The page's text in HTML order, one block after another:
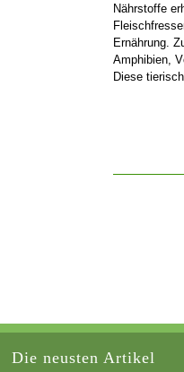
Nährstoffe
Ernährung.
Amphibien,
Diese
Die neusten Artikel